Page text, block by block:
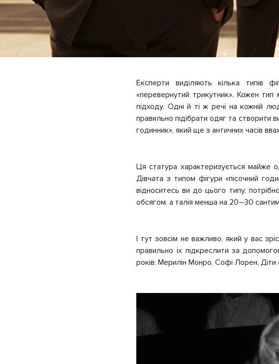
Експерти виділяють кілька типів
«перевернутий трикутник». Кожен тип
підходу. Одні й ті ж речі на кожній
правильно підібрати одяг та створити
годинник», який ще з античних часів
Ця статура характеризується майже
Дівчата з типом фігури «пісочний
відноситесь ви до цього типу,
обсягом, а талія менша на 20–30
І тут зовсім не важливо, який у вас
правильно їх підкреслити за
років: Мерилін Монро, Софі Лорен, Діти